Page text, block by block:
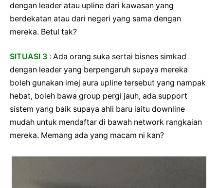
dengan leader atau upline dari kawasan yang
berdekatan atau dari negeri yang sama dengan
mereka. Betul tak?
SITUASI 3 : Ada orang suka sertai bisnes simkad
dengan leader yang berpengaruh supaya mereka
boleh gunakan imej aura upline tersebut yang nampak
hebat, boleh bawa group pergi jauh, ada support
sistem yang baik supaya ahli baru iaitu downline
mudah untuk mendaftar di bawah network rangkaian
mereka. Memang ada yang macam ni kan?